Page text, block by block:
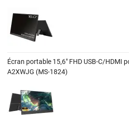
Écran portable 15,6" FHD USB-C/HDMI
A2XWJG (MS-1824)